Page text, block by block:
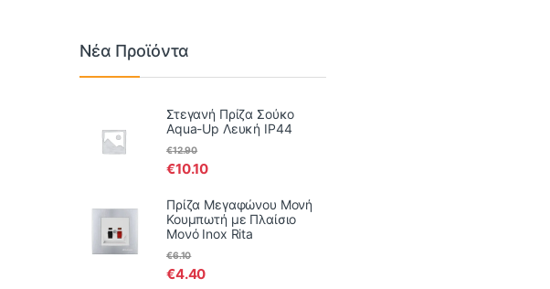
Νέα Προϊόντα
Στεγανή Πρίζα Σούκο
Aqua-Up Λευκή IP44
€10.10
€12.90
Πρίζα Μεγαφώνου Μονή
Κουμπωτή με Πλαίσιο
Μονό Inox Rita
€4.40
€6.10